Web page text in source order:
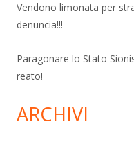
Vendono limonata per
denuncia!!!
Paragonare lo Stato
reato!
ARCHIVI